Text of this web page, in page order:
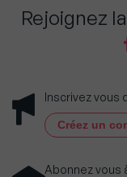
Rejoignez
Inscrivez vous
Créez un
Abonnez vous